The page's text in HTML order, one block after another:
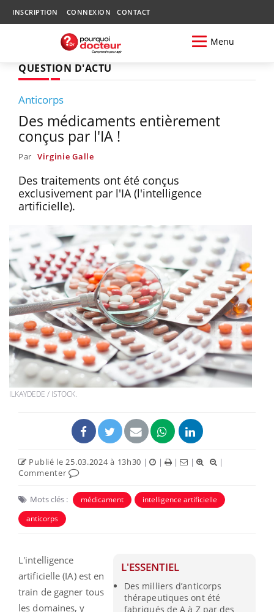
INSCRIPTION CONNEXION CONTACT
Menu
QUESTION D'ACTU
Anticorps
Des médicaments entièrement
conçus par l'IA !
Par Virginie Galle
Des traitements ont été conçus
exclusivement par l'IA (l'intelligence
artificielle).
ILKAYDEDE / ISTOCK.
Publié le 25.03.2024 à 13h30 | | | |
|
Commenter
Mots clés : médicament
intelligence artificielle
anticorps
L'ESSENTIEL
Des milliers d’anticorps
thérapeutiques ont été
fabriqués de A à Z par des
L'intelligence
artificielle (IA) est en
train de gagner tous
les domaines, y